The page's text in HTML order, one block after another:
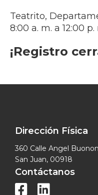
Teatrito,
8:00 a. m. a 12:00 p.
¡Registro
Dirección Física
360 Calle Angel
San Juan, 00918
Contáctanos
 